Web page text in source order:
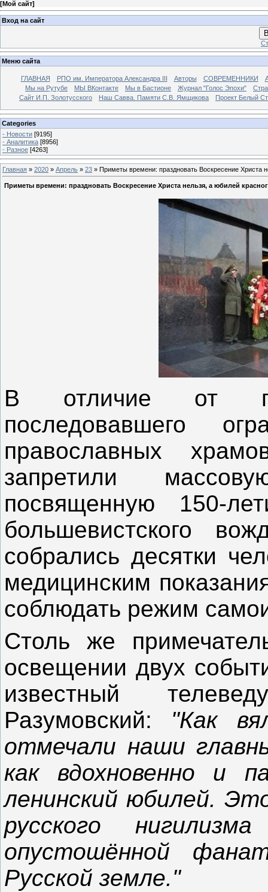
[Мой сайт]
Вход на сайт
Меню сайта
ГЛАВНАЯ РПО им. Императора Александра III Авторы СОВРЕМЕННИКИ
Мы на Рутубе
МЫ ВКонтакте Мы в Бастионе Журнал "Голос Эпохи"
Сайт И.П. Золотусского
Наш Савва. Памяти С.В. Ямщикова Проект Белый
Categories
- Новости [9195]
- Аналитика [8956]
- Разное [4263]
Главная » 2020 » Апрель » 23 » Приметы времени: праздновать Воскресение Христа
Приметы времени: праздновать Воскресение Христа нельзя, а юбилей
В отличие от
последовавшего
православных
запретили
посвященную 150-
большевистского
собрались десятки
медицинским
соблюдать режим
Столь же
освещении двух
известный
Разумовский: "Как
отмечали наши
как вдохновенно и
ленинский юбилей.
русского
опустошённой
Русской земле."